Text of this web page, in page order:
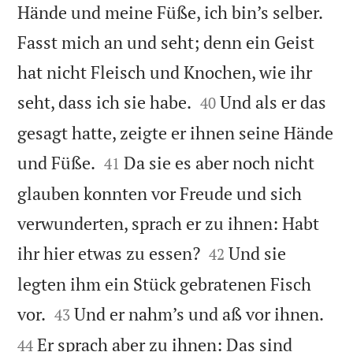
Hände und meine Füße, ich bin’s selber.
Fasst mich an und seht; denn ein Geist
hat nicht Fleisch und Knochen, wie ihr
seht, dass ich sie habe. 

40 Und als er das
gesagt hatte, zeigte er ihnen seine Hände
und Füße. 

41 Da sie es aber noch nicht
glauben konnten vor Freude und sich
verwunderten, sprach er zu ihnen: Habt
ihr hier etwas zu essen?
42 Und sie
legten ihm ein Stück gebratenen Fisch
vor. 

43 Und er nahm’s und aß vor ihnen.
44 Er sprach aber zu ihnen: Das sind